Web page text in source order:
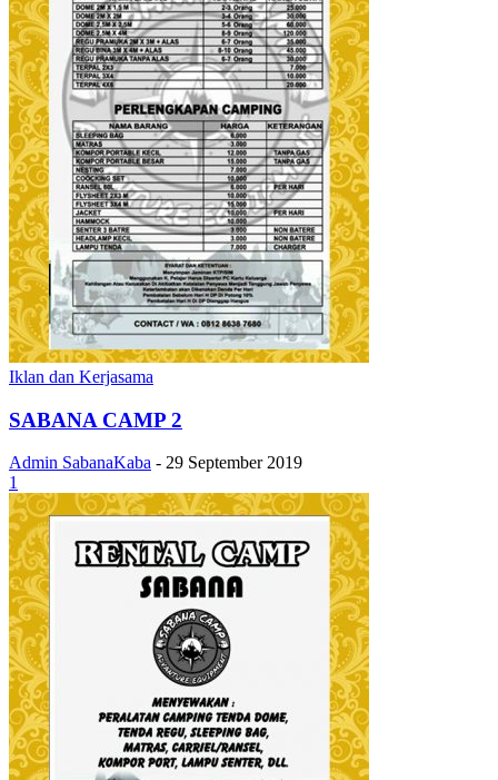
Iklan dan Kerjasama
SABANA CAMP 2
Admin SabanaKaba - 29 September 2019
1